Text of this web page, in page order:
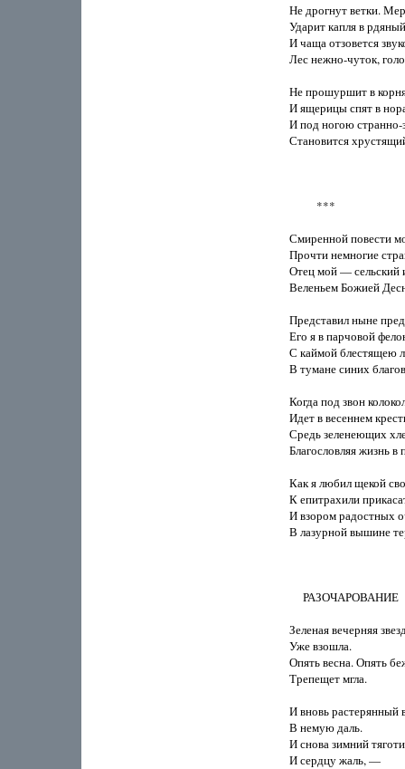
Не дрогнут ветки.
Ударит капля в
И чаща отзовется
Лес нежно-чуток,
Не прошуршит в
И ящерицы спят в
И под ногою странно-
Становится
          ***
Смиренной повести
Прочти немногие
Отец мой — сельский
Веленьем Божией
Представил ныне
Его я в парчовой
С каймой блестящею
В тумане синих
Когда под звон
Идет в весеннем
Средь зеленеющих
Благословляя жизнь в
Как я любил щекой
К епитрахили
И взором радостных
В лазурной вышине
     РАЗОЧАРОВАНИЕ
Зеленая вечерняя
Уже взошла.
Опять весна. Опять
Трепещет мгла.
И вновь растерянный
В немую даль.
И снова зимний
И сердцу жаль, —